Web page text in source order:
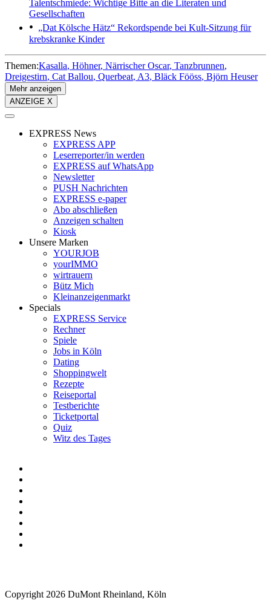
Talentschmiede: Wichtige Bitte an die Literaten und
Gesellschaften
„Dat Kölsche Hätz“ Rekordspende bei Kult-Sitzung für
krebskranke Kinder
Themen:Kasalla Höhner Närrischer Oscar Tanzbrunnen
Dreigestirn Cat Ballou Querbeat A3 Bläck Fööss Björn Heuser
Mehr anzeigen
ANZEIGE X
EXPRESS News
EXPRESS APP
Leserreporter/in werden
EXPRESS auf WhatsApp
Newsletter
PUSH Nachrichten
EXPRESS e-paper
Abo abschließen
Anzeigen schalten
Kiosk
Unsere Marken
YOURJOB
yourIMMO
wirtrauern
Bütz Mich
Kleinanzeigenmarkt
Specials
EXPRESS Service
Rechner
Spiele
Jobs in Köln
Dating
Shoppingwelt
Rezepte
Reiseportal
Testberichte
Ticketportal
Quiz
Witz des Tages
Copyright 2026 DuMont Rheinland, Köln